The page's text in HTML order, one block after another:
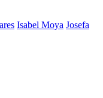
Isabel Moya Josefa